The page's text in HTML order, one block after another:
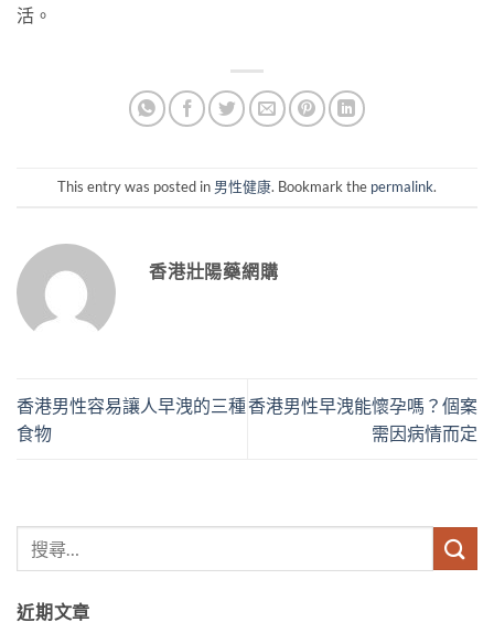
活。
This entry was posted in 男性健康. Bookmark the permalink.
香港壯陽藥網購
香港男性容易讓人早洩的三種
食物
香港男性早洩能懷孕嗎？個案
需因病情而定
近期文章